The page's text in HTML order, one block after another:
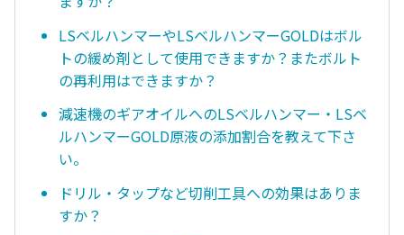
LSベルハンマーやLSベルハンマーGOLDはボル
トの緩め剤として使用できますか？またボルト
の再利用はできますか？
減速機のギアオイルへのLSベルハンマー・LSベ
ルハンマーGOLD原液の添加割合を教えて下さ
い。
ドリル・タップなど切削工具への効果はありま
すか？